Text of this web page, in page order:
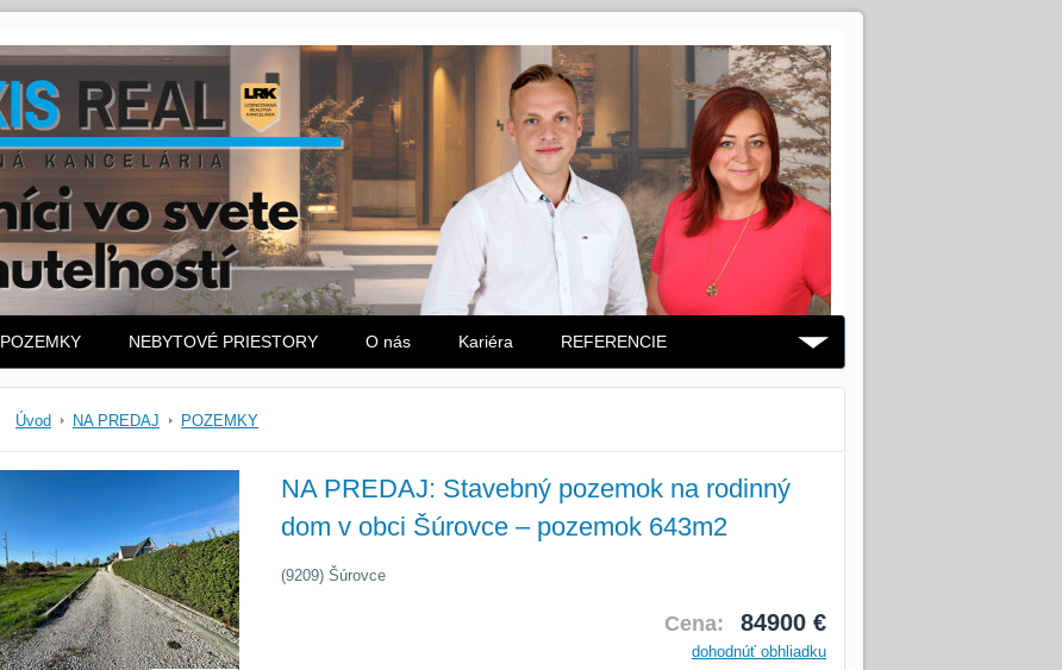
POZEMKY NEBYTOVÉ PRIESTORY O nás Kariéra REFERENCIE
Úvod NA PREDAJ POZEMKY
NA PREDAJ: Stavebný pozemok na rodinný
dom v obci Šúrovce – pozemok 643m2
(9209) Šúrovce
Cena: 84900 €
dohodnúť obhliadku